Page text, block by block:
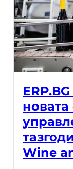
новата
Wine